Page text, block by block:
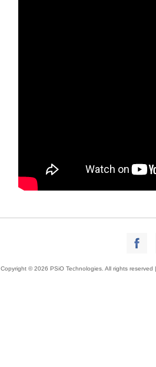
Copyright © 2026 PSiO Technologies. All rights reserved